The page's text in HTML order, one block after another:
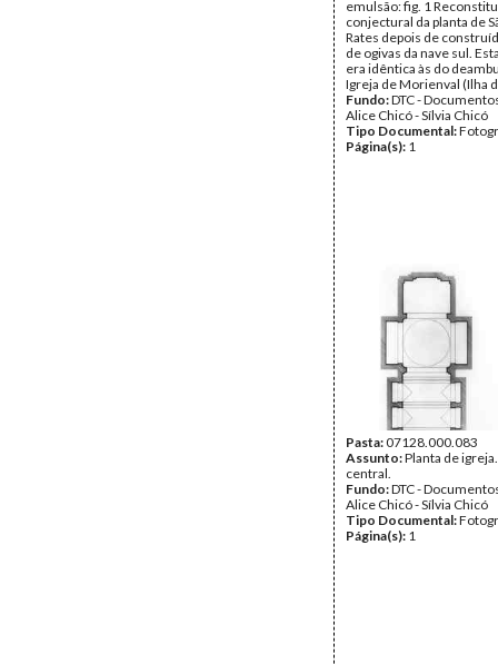
emulsão: fig. 1
conjectural da planta de
Rates depois de
de ogivas da nave sul.
era idêntica às do
Igreja de Morienval (Ilha
Fundo:DTC -
Alice Chicó - Sílvia Chicó
Tipo Documental:
Página(s): 1
Pasta:07128.000.083
Assunto:Planta de
central.
Fundo:DTC -
Alice Chicó - Sílvia Chicó
Tipo Documental:
Página(s): 1